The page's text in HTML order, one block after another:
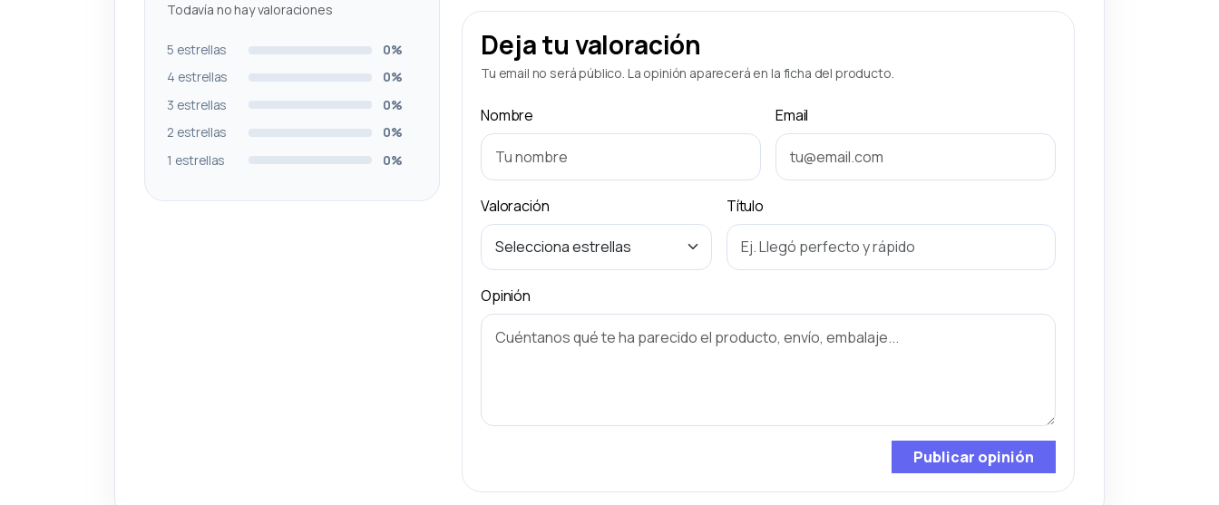
Todavía no hay valoraciones
5 estrellas
0%
4 estrellas
0%
3 estrellas
0%
2 estrellas
0%
1 estrellas
0%
Deja tu valoración
Tu email no será público. La opinión aparecerá en la ficha del producto.
Nombre Email
Valoración Título
Opinión
Publicar opinión